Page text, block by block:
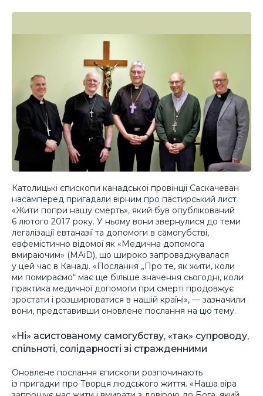
Католицькі єпископи канадської провінції Саскачеван
насамперед пригадали вірним про пастирський лист
«Жити попри нашу смерть», який був опублікований
6 лютого 2017 року. У ньому вони звернулися до теми
легалізації евтаназії та допомоги в самогубстві,
евфемістично відомої як «Медична допомога
вмираючим» (MAiD), що широко запроваджувалася
у цей час в Канаді. «Послання „Про те, як жити, коли
ми помираємо“ має ще більше значення сьогодні, коли
практика медичної допомоги при смерті продовжує
зростати і розширюватися в нашій країні», — зазначили
вони, представивши оновлене послання на цю тему.
«Ні» асистованому самогубству, «так» супроводу,
спільноті, солідарності зі стражденними
Оновлене послання єпископи розпочинають
із пригадки про Творця людського життя. «Наша віра